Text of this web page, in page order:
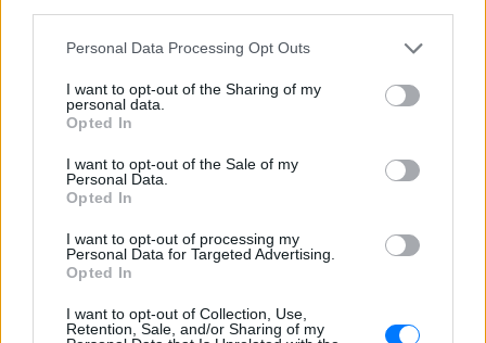
Personal Data Processing Opt Outs
I want to opt-out of the Sharing of my
personal data.
Opted In
I want to opt-out of the Sale of my
Personal Data.
Opted In
I want to opt-out of processing my
Personal Data for Targeted Advertising.
Opted In
I want to opt-out of Collection, Use,
Retention, Sale, and/or Sharing of my
ΔΕΙΤΕ ΕΠΙΣΗΣ
Η κωμωδία που σατίρισε τον
επίκαιρη
ΠΡΙΝ 5 ΏΡΕΣ